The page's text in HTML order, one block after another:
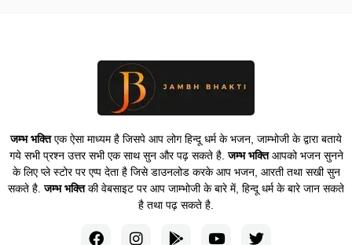
जम्भ भक्तिएक ऐसा माध्यम है जिसपे आप लोग हिन्दू धर्म के भजन, जाम्भोजी के द्वारा बताये
गये सभी प्रश्न उत्तर सभी एक साथ सुन और पढ़ सकते है.जम्भ भक्तिआपको भजन सुनने
के लिए प्ले स्टोर पर एप्प देता है जिसे डाउनलोड करके आप भजन, आरती तथा सखी सुन
सकते है.जम्भ भक्तिकी वेबसाइट पर आप जाम्भोजी के बारे में, हिन्दू धर्म के बारे जान सकते
है तथा पढ़ सकते है.